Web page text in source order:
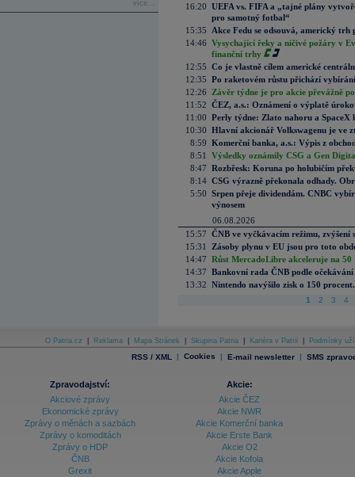
více...
16:20 UEFA vs. FIFA a „tajné plány
pro samotný fotbal“
15:35
Akce Fedu se odsouvá, americký
14:46 Vysychající řeky a ničivé požáry v
finanční trhy
12:55 Co je vlastně cílem americké
12:35 Po raketovém růstu přichází
12:26
Závěr týdne je pro akcie převážně
11:52 ČEZ, a.s.: Oznámení o výplatě
11:00 Perly týdne: Zlato nahoru a SpaceX
10:30 Hlavní akcionář Volkswagenu je ve
8:59 Komerční banka, a.s.: Výpis z
8:51
Výsledky oznámily CSG a Gen
8:47 Rozbřesk: Koruna po holubičím
8:14 CSG výrazně překonala odhady.
5:50 Srpen přeje dividendám. CNBC
výnosem
06.08.2026
15:57 ČNB ve vyčkávacím režimu, zvýšení
15:31
Zásoby plynu v EU jsou pro toto
14:47 Růst MercadoLibre akceleruje na
14:37 Bankovní rada ČNB podle
13:32 Nintendo navýšilo zisk o 150
1 2 3 4
O Patria.cz Reklama Mapa Stránek Skupina Patria Kariéra v Patrii Podmínky
RSS / XML | Cookies | E-mail newsletter | SMS
Zpravodajství:
Akciové zprávy
Ekonomické zprávy
Zprávy o měnách a sazbách
Zprávy o komoditách
Zprávy o HDP
ČNB
Grexit
Akcie:
Akcie ČEZ
Akcie NWR
Akcie Komerční banka
Akcie Erste Bank
Akcie O2
Akcie Kofola
Akcie Apple